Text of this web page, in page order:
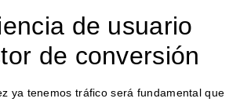
de usuario
de conversión
ya tenemos tráfico será fundamental que